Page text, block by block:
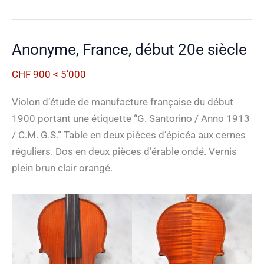
Anonyme, France, début 20e siècle
CHF 900 < 5’000
Violon d’étude de manufacture française du début
1900 portant une étiquette “G. Santorino / Anno 1913
/ C.M. G.S.” Table en deux pièces d’épicéa aux cernes
réguliers. Dos en deux pièces d’érable ondé. Vernis
plein brun clair orangé.